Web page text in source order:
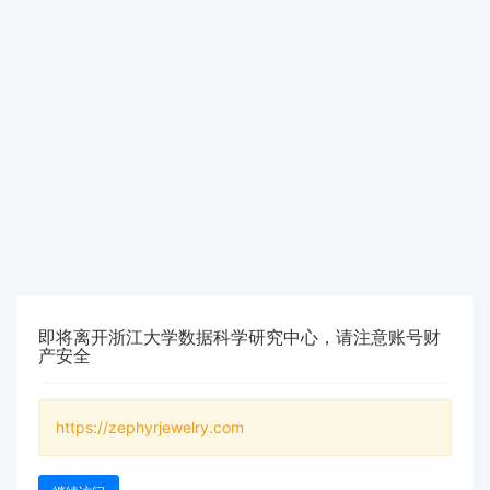
即将离开浙江大学数据科学研究中心，请注意账号财
产安全
https://zephyrjewelry.com